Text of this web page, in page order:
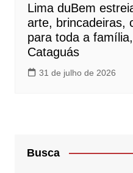
Lima duBem
arte, brincadeiras,
para toda a
Cataguás
31 de julho de 2026
Busca